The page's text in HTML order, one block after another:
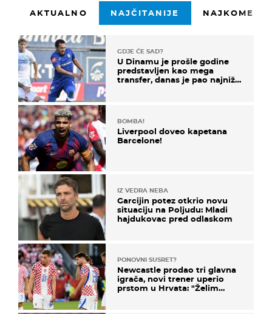
AKTUALNO NAJČITANIJE
GDJE ĆE SAD?
U Dinamu je prošle godine
predstavljen kao mega
transfer, danas je pao najniže
BOMBA!
Liverpool doveo kapetana
Barcelone!
IZ VEDRA NEBA
Garcijin potez otkrio novu
situaciju na Poljudu: Mladi
hajdukovac pred odlaskom
PONOVNI SUSRET?
Newcastle prodao tri glavna
igrača, novi trener uperio
prstom u Hrvata: "Želim